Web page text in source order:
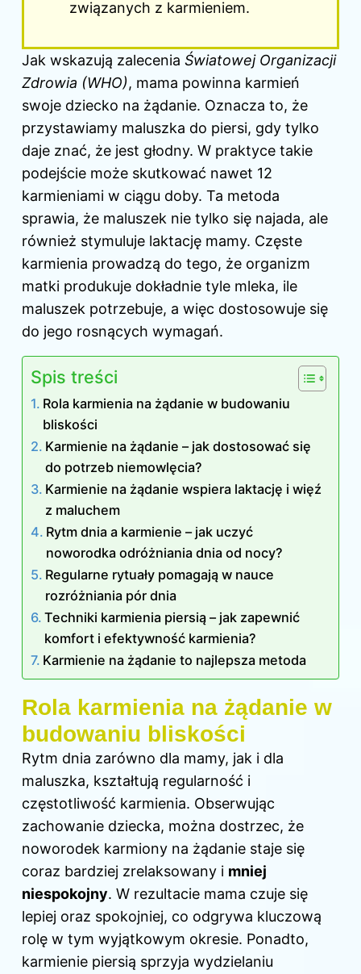
związanych z karmieniem.
Jak wskazują zalecenia Światowej Organizacji
Zdrowia (WHO), mama powinna karmień
swoje dziecko na żądanie. Oznacza to, że
przystawiamy maluszka do piersi, gdy tylko
daje znać, że jest głodny. W praktyce takie
podejście może skutkować nawet 12
karmieniami w ciągu doby. Ta metoda
sprawia, że maluszek nie tylko się najada, ale
również stymuluje laktację mamy. Częste
karmienia prowadzą do tego, że organizm
matki produkuje dokładnie tyle mleka, ile
maluszek potrzebuje, a więc dostosowuje się
do jego rosnących wymagań.
Spis treści
Rola karmienia na żądanie w budowaniu
bliskości
Karmienie na żądanie – jak dostosować się
do potrzeb niemowlęcia?
Karmienie na żądanie wspiera laktację i więź
z maluchem
Rytm dnia a karmienie – jak uczyć
noworodka odróżniania dnia od nocy?
Regularne rytuały pomagają w nauce
rozróżniania pór dnia
Techniki karmienia piersią – jak zapewnić
komfort i efektywność karmienia?
Karmienie na żądanie to najlepsza metoda
Rola karmienia na żądanie w
budowaniu bliskości
Rytm dnia zarówno dla mamy, jak i dla
maluszka, kształtują regularność i
częstotliwość karmienia. Obserwując
zachowanie dziecka, można dostrzec, że
noworodek karmiony na żądanie staje się
coraz bardziej zrelaksowany i mniej
niespokojny. W rezultacie mama czuje się
lepiej oraz spokojniej, co odgrywa kluczową
rolę w tym wyjątkowym okresie. Ponadto,
karmienie piersią sprzyja wydzielaniu